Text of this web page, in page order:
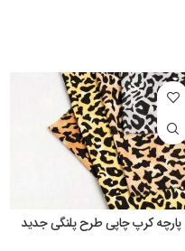
پارچه کرپ چاپی طرح پلنگی جدید